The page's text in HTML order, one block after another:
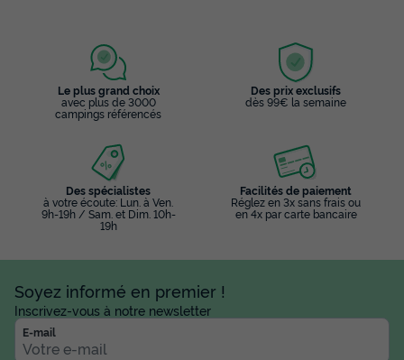
Le plus grand choix
avec plus de 3000
campings référencés
Des prix exclusifs
dès 99€ la semaine
Des spécialistes
à votre écoute: Lun. à Ven.
9h-19h / Sam. et Dim. 10h-
19h
Facilités de paiement
Réglez en 3x sans frais ou
en 4x par carte bancaire
Soyez informé en premier !
Inscrivez-vous à notre newsletter
E-mail